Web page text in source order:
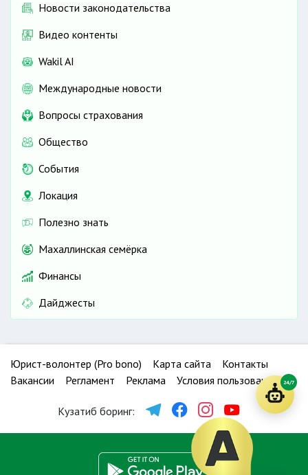
Новости законодательства
Видео контенты
Wakil AI
Международные новости
Вопросы страхования
Общество
События
Локация
Полезно знать
Махаллинская семёрка
Финансы
Дайджесты
Юрист-волонтер (Pro bono) Карта сайта
Контакты
Вакансии
Регламент Реклама Условия пользования
Кузатиб боринг:
24/7